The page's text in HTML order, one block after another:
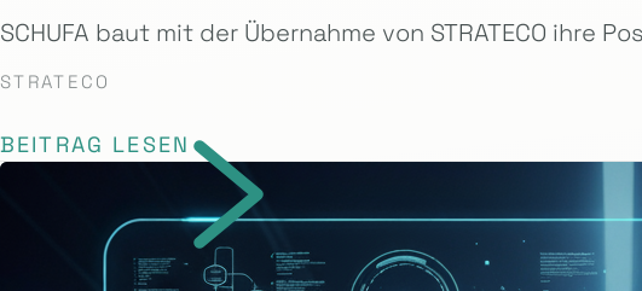
SCHUFA baut mit der Übernahme von STRATECO ihre
STRATECO
BEITRAG LESEN